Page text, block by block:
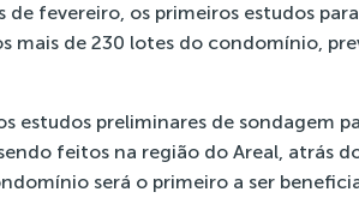
fevereiro, os primeiros estudos
mais de 230 lotes do condomínio,
estudos preliminares de sondagem
feitos na região do Areal, atrás
será o primeiro a ser